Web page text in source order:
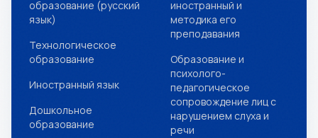
образование (русский
язык)
Технологическое
образование
Иностранный язык
Дошкольное
образование
иностранный и
методика его
преподавания
Образование и
психолого-
педагогическое
сопровождение лиц с
нарушением слуха и
речи